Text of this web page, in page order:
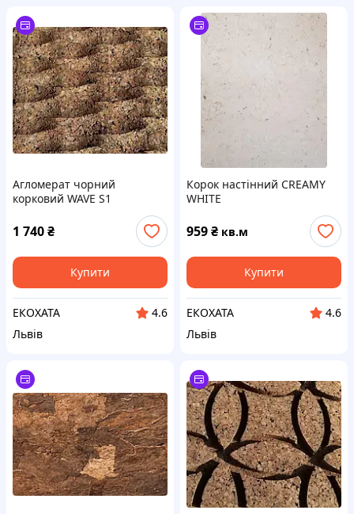
Агломерат чорний
корковий WAVE S1
1 740₴
Купити
ЕКОХАТА
4.6
Львів
Корок настінний CREAMY
WHITE
959₴ кв.м
Купити
ЕКОХАТА
4.6
Львів